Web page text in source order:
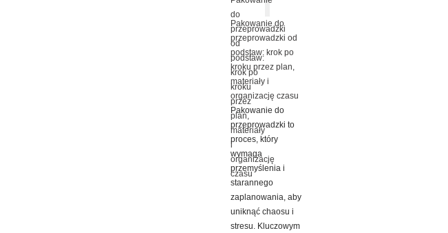
Pakowanie do
przeprowadzki od
podstaw: krok po
kroku przez plan,
materiały i
organizację czasu
Pakowanie do
przeprowadzki to
proces, który
wymaga
przemyślenia i
starannego
zaplanowania, aby
uniknąć chaosu i
stresu. Kluczowym